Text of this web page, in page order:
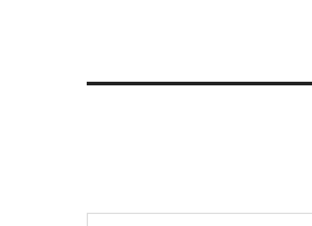
Escribe tu correo electrónico…